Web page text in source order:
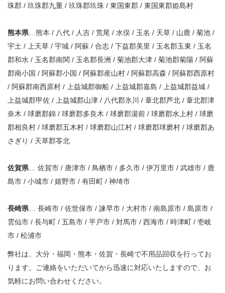
珠郡 / 玖珠郡九重 / 玖珠郡玖珠 / 東国東郡 / 東国東郡姫島村
熊本県 …熊本 / 八代 / 人吉 / 荒尾 / 水俣 / 玉名 / 天草 / 山鹿 / 菊池 /
宇土 / 上天草 / 宇城 / 阿蘇 / 合志 / 下益郡美里 / 玉名郡玉東 / 玉名
郡和水 / 玉名郡南関 / 玉名郡長洲 / 菊池郡大津 / 菊池郡菊陽 / 阿蘇
郡南小国 / 阿蘇郡小国 / 阿蘇郡産山村 / 阿蘇郡高森 / 阿蘇郡西原村
/ 阿蘇郡南西原村 / 上益城郡御船 / 上益城郡嘉島 / 上益城郡益城 /
上益城郡甲佐 / 上益城郡山津 / 八代郡氷川 / 葦北郡芦北 / 葦北郡津
奈木 / 球磨郡錦 / 球磨郡多良木 / 球磨郡湯前 / 球磨郡水上村 / 球磨
郡相良村 / 球磨郡五木村 / 球磨郡山江村 / 球磨郡球磨村 / 球磨郡あ
さぎり / 天草郡苓北
佐賀県 … 佐賀市 / 唐津市 / 鳥栖市 / 多久市 / 伊万里市 / 武雄市 / 鹿
島市 / 小城市 / 嬉野市 / 有田町 / 神埼市
長崎県 … 長崎市 / 佐世保市 / 諫早市 / 大村市 / 南島原市 / 島原市 /
雲仙市 / 長与町 / 五島市 / 平戸市 / 対馬市 / 西海市 / 時津町 / 壱岐
市 / 松浦市
弊社は、大分・福岡・熊本・佐賀・長崎で不用品回収を行ってお
ります。ご連絡をいただいてから迅速に対応いたしますので、お
気軽にお問い合わせください。